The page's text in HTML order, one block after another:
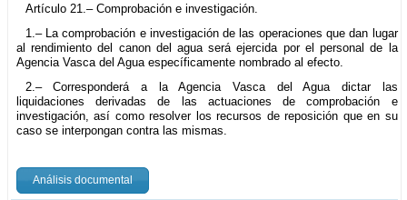
Artículo 21.– Comprobación e investigación.
1.– La comprobación e investigación de las operaciones que dan lugar
al rendimiento del canon del agua será ejercida por el personal de la
Agencia Vasca del Agua específicamente nombrado al efecto.
2.– Corresponderá a la Agencia Vasca del Agua dictar las
liquidaciones derivadas de las actuaciones de comprobación e
investigación, así como resolver los recursos de reposición que en su
caso se interpongan contra las mismas.
Análisis documental